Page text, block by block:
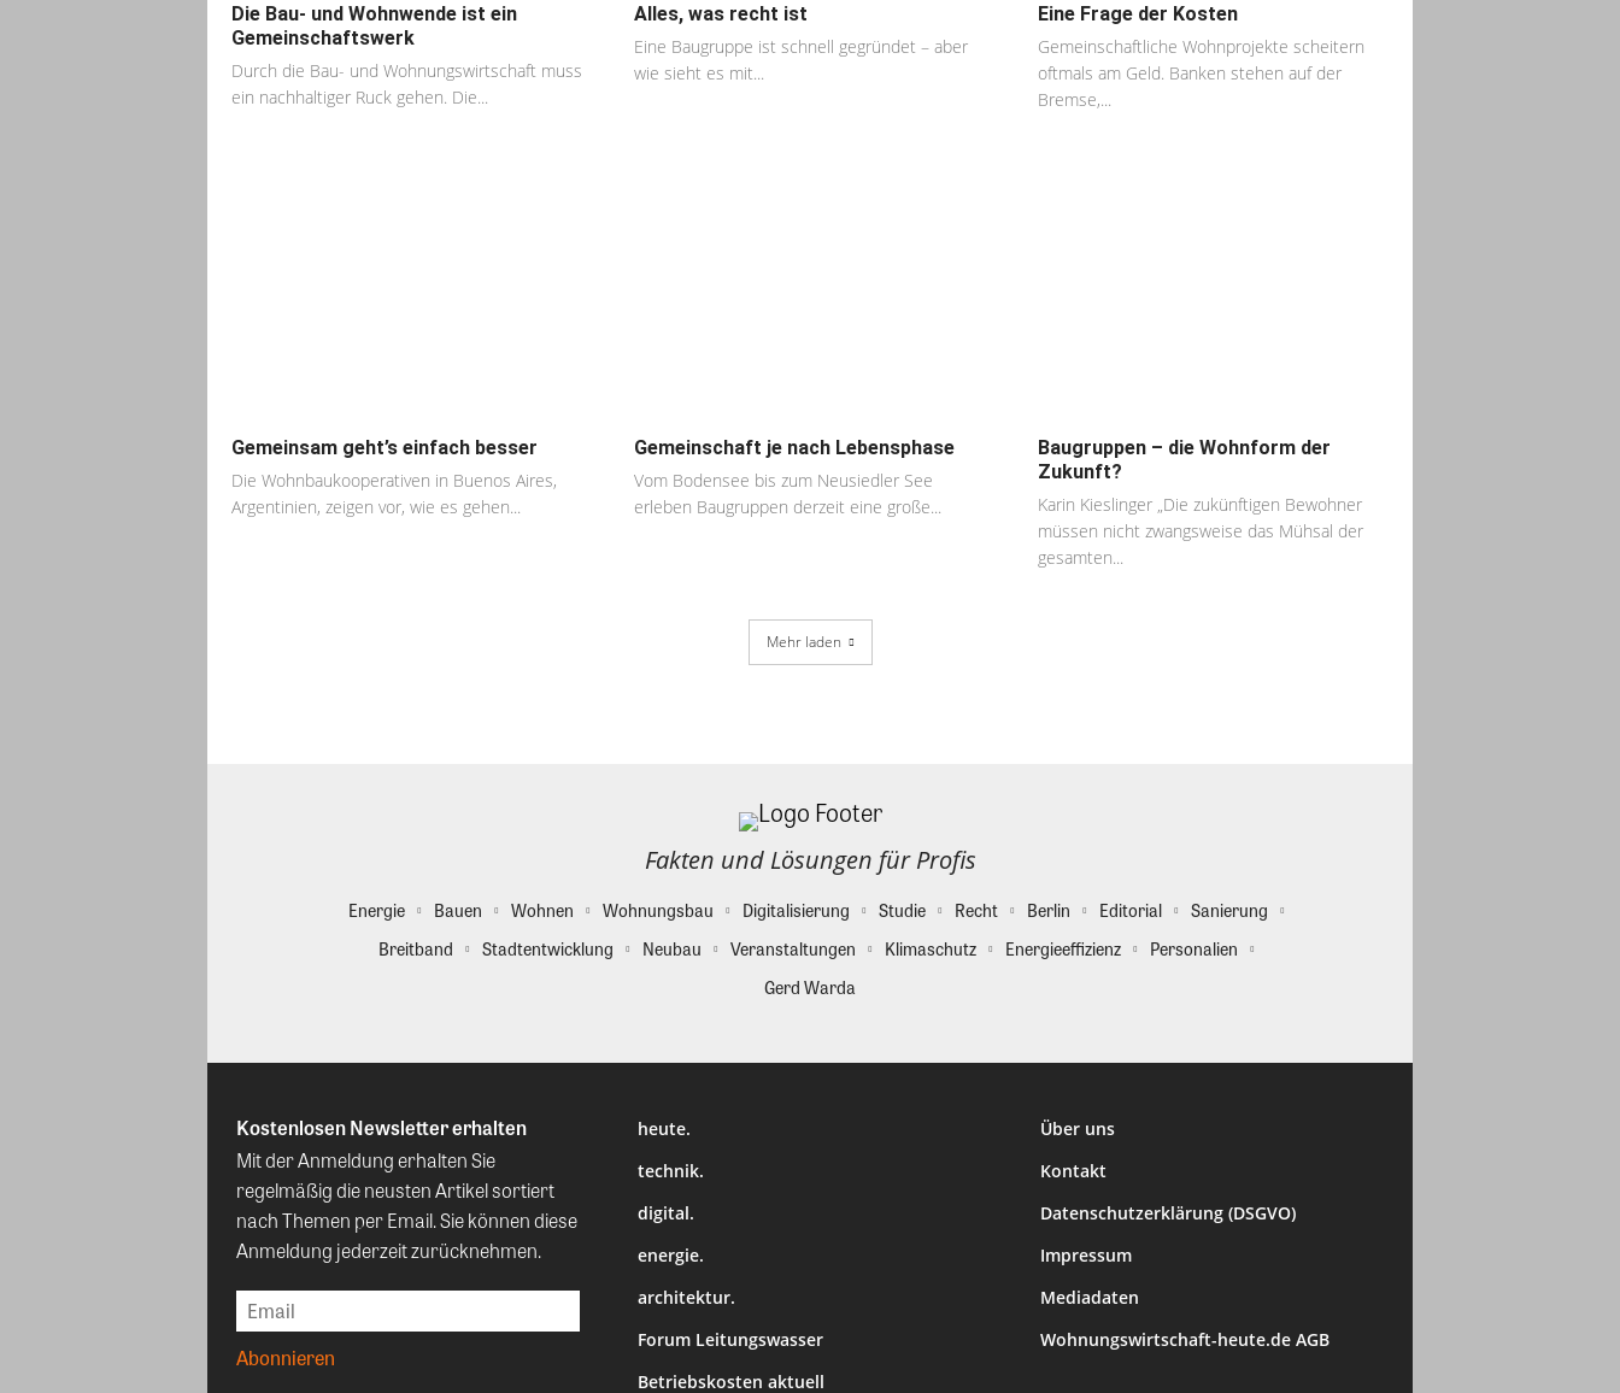
Die Bau- und Wohnwende ist ein
Gemeinschaftswerk
Durch die Bau- und Wohnungswirtschaft muss
ein nachhaltiger Ruck gehen. Die...
Alles, was recht ist
Eine Baugruppe ist schnell gegründet – aber
wie sieht es mit...
Eine Frage der Kosten
Gemeinschaftliche Wohnprojekte scheitern
oftmals am Geld. Banken stehen auf der
Bremse,...
Gemeinsam geht’s einfach besser
Die Wohnbaukooperativen in Buenos Aires,
Argentinien, zeigen vor, wie es gehen...
Gemeinschaft je nach Lebensphase
Vom Bodensee bis zum Neusiedler See
erleben Baugruppen derzeit eine große...
Baugruppen – die Wohnform der
Zukunft?
Karin Kieslinger „Die zukünftigen Bewohner
müssen nicht zwangsweise das Mühsal der
gesamten...
Mehr laden
Fakten und Lösungen für Profis
Energie Bauen Wohnen Wohnungsbau Digitalisierung Studie Recht Berlin Editorial
Sanierung
Breitband
Stadtentwicklung Neubau Veranstaltungen Klimaschutz Energieeffizienz
Personalien
Gerd Warda
Kostenlosen Newsletter erhalten
Mit der Anmeldung erhalten Sie
regelmäßig die neusten Artikel sortiert
nach Themen per Email. Sie können diese
Anmeldung jederzeit zurücknehmen.
heute.
technik.
digital.
energie.
architektur.
Forum Leitungswasser
Betriebskosten aktuell
Über uns
Kontakt
Datenschutzerklärung (DSGVO)
Impressum
Mediadaten
Wohnungswirtschaft-heute.de AGB